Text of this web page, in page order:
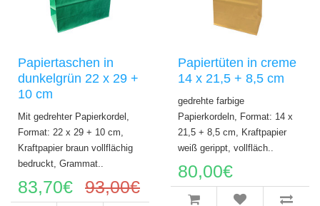
Papiertaschen in
dunkelgrün 22 x 29 +
10 cm
Mit gedrehter Papierkordel,
Format: 22 x 29 + 10 cm,
Kraftpapier braun vollflächig
bedruckt, Grammat..
83,70€ 93,00€
Papiertüten in creme
14 x 21,5 + 8,5 cm
gedrehte farbige
Papierkordeln, Format: 14 x
21,5 + 8,5 cm, Kraftpapier
weiß gerippt, vollfläch..
80,00€